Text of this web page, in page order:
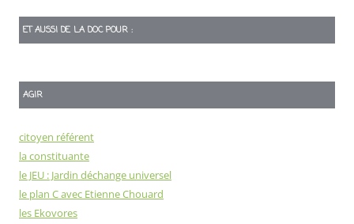
ET AUSSI DE LA DOC POUR :
AGIR
citoyen référent
la constituante
le JEU : Jardin déchange universel
le plan C avec Etienne Chouard
les Ekovores